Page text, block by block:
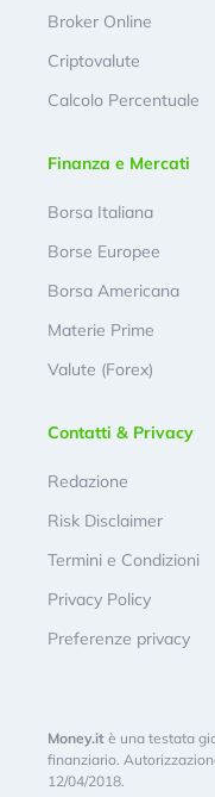
Broker Online
Criptovalute
Calcolo Percentuale
Finanza e Mercati
Borsa Italiana
Borse Europee
Borsa Americana
Materie Prime
Valute (Forex)
Contatti & Privacy
Redazione
Risk Disclaimer
Termini e Condizioni
Privacy Policy
Preferenze privacy
Money.it è una testata
finanziario.
12/04/2018.